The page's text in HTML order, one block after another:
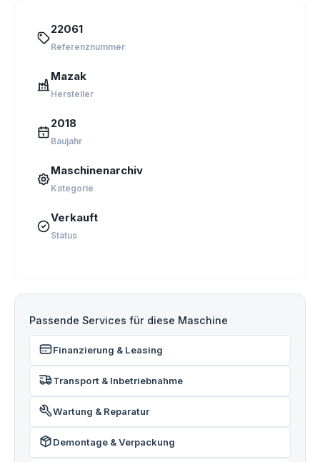
22061
Referenznummer
Mazak
Hersteller
2018
Baujahr
Maschinenarchiv
Kategorie
Verkauft
Status
Passende Services für diese Maschine
Finanzierung & Leasing
Transport & Inbetriebnahme
Wartung & Reparatur
Demontage & Verpackung